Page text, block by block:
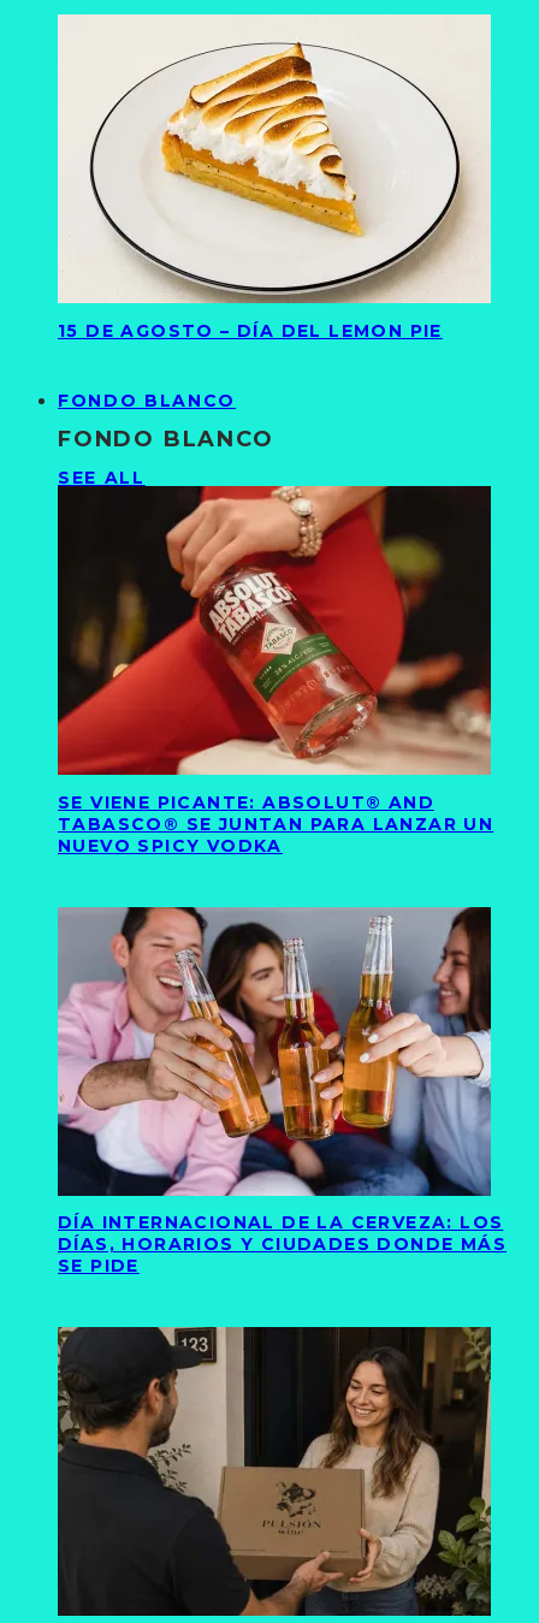
15 DE AGOSTO – DÍA DEL LEMON PIE
FONDO BLANCO
FONDO BLANCO
SEE ALL
SE VIENE PICANTE: ABSOLUT® AND
TABASCO® SE JUNTAN PARA LANZAR UN
NUEVO SPICY VODKA
DÍA INTERNACIONAL DE LA CERVEZA: LOS
DÍAS, HORARIOS Y CIUDADES DONDE MÁS
SE PIDE